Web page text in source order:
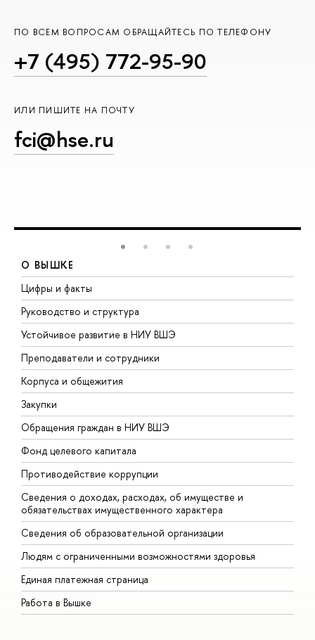
ПО ВСЕМ ВОПРОСАМ ОБРАЩАЙТЕСЬ ПО ТЕЛЕФОНУ
+7 (495) 772-95-90
ИЛИ ПИШИТЕ НА ПОЧТУ
fci@hse.ru
О ВЫШКЕ
Цифры и факты
Руководство и структура
Устойчивое развитие в НИУ ВШЭ
Преподаватели и сотрудники
Корпуса и общежития
Закупки
Обращения граждан в НИУ ВШЭ
Фонд целевого капитала
Противодействие коррупции
Сведения о доходах, расходах, об имуществе и
обязательствах имущественного характера
Сведения об образовательной организации
Людям с ограниченными возможностями здоровья
Единая платежная страница
Работа в Вышке